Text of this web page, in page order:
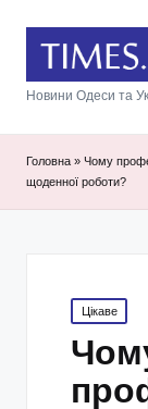
Новини Одеси та
Головна » Чому
щоденної роботи?
Posted
in
Цікаве